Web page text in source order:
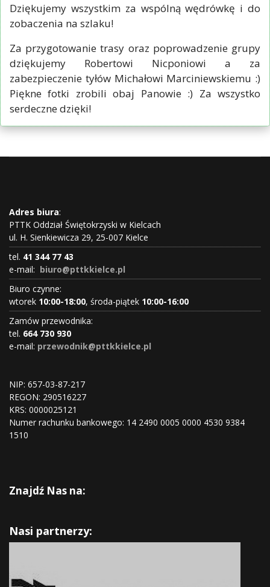
Dziękujemy wszystkim za wspólną wędrówkę i do
zobaczenia na szlaku!
Za przygotowanie trasy oraz poprowadzenie grupy
dziękujemy Robertowi Nicponiowi a za
zabezpieczenie tyłów Michałowi Marciniewskiemu :)
Piękne fotki zrobili obaj Panowie :) Za wszystko
serdeczne dzięki!
Adres biura:
PTTK Oddział Świętokrzyski w Kielcach
ul. H. Sienkiewicza 29, 25-007 Kielce
tel. 41 344 77 43
e-mail: biuro@pttkkielce.pl
Biuro czynne:
wtorek 10:00-18:00, środa-piątek 10:00-16:00
Zamów przewodnika:
tel. 664 730 930
e-mail: przewodnik@pttkkielce.pl
NIP: 657-03-87-217
REGON: 290516227
KRS: 0000025121
Numer rachunku bankowego: 14 2490 0005 0000 4530 9384
1510
Znajdź Nas na:
Nasi partnerzy: